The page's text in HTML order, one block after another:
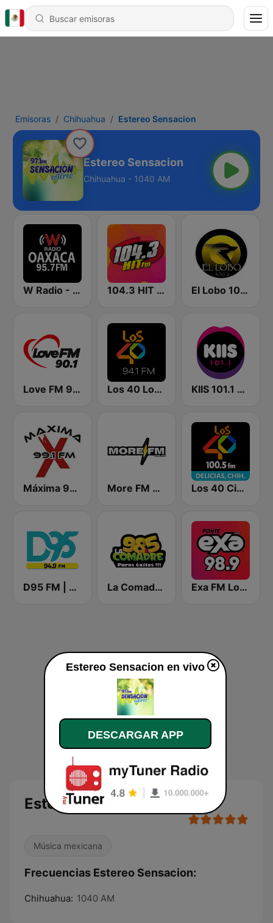
Emisoras Chihuahua Estereo Sensacion
Estereo Sensacion
Chihuahua - 1040 AM
W Radio - Oaxaca 104.3 HIT FM El Lobo 106.1 FM
Love FM 90.1 Los 40 Los Mochis KIIS 101.1 Melbourne
Máxima 99.1 FM More FM Online Los 40 Ciudad Delicias
D95 FM | Chihuahua La Comadre 98.5 FM Exa FM Los Mochis
Estereo Sensacion en vivo
Música mexicana
Frecuencias Estereo Sensacion:
Chihuahua: 1040 AM
Estereo Sensacion en vivo
DESCARGAR APP